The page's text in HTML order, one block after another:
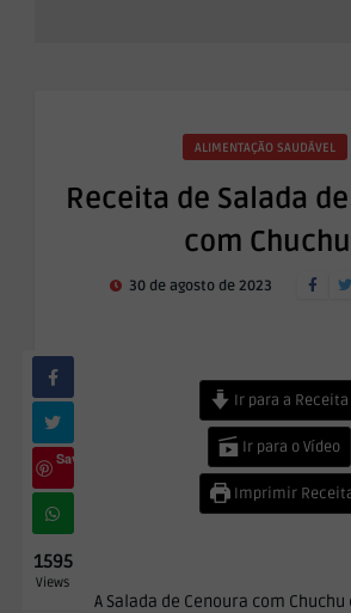
ALIMENTAÇÃO SAUDÁVEL
Receita de Salada
com Chuchu
30 de agosto de 2023
Save
1595
Views
Ir para a Receita
Ir para o Vídeo
Imprimir
A Salada de Cenoura com